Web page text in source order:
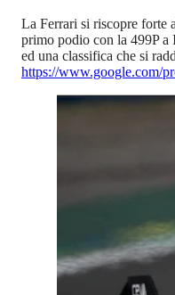
La Ferrari si riscopre forte
primo podio con la 499P a
ed una classifica che si
https://www.google.com/